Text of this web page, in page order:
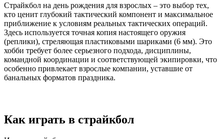
Страйкбол на день рождения для взрослых – это выбор тех,
кто ценит глубокий тактический компонент и максимальное
приближение к условиям реальных тактических операций.
Здесь используется точная копия настоящего оружия
(реплики), стреляющая пластиковыми шариками (6 мм). Это
хобби требует более серьезного подхода, дисциплины,
командной координации и соответствующей экипировки, что
особенно привлекает взрослые компании, уставшие от
банальных форматов праздника.
Как играть в страйкбол